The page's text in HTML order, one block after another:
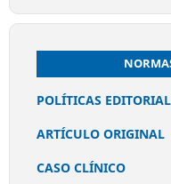
POLÍTICAS
ARTÍCULO ORIGINAL
CASO CLÍNICO